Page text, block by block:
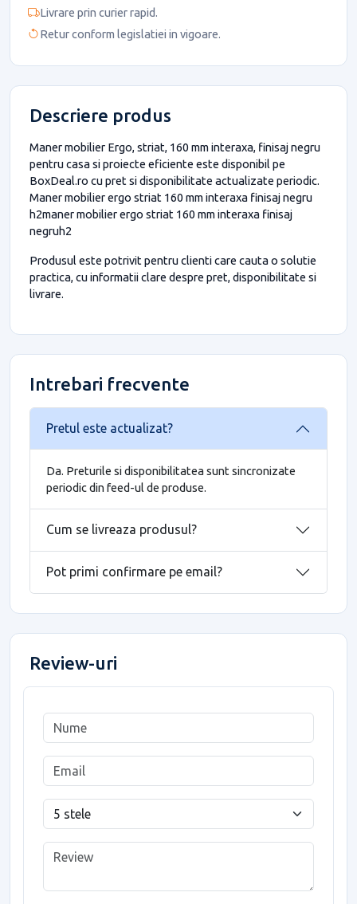
Livrare prin curier rapid.
Retur conform legislatiei in vigoare.
Descriere produs
Maner mobilier Ergo, striat, 160 mm interaxa, finisaj negru
pentru casa si proiecte eficiente este disponibil pe
BoxDeal.ro cu pret si disponibilitate actualizate periodic.
Maner mobilier ergo striat 160 mm interaxa finisaj negru
h2maner mobilier ergo striat 160 mm interaxa finisaj
negruh2
Produsul este potrivit pentru clienti care cauta o solutie
practica, cu informatii clare despre pret, disponibilitate si
livrare.
Intrebari frecvente
Pretul este actualizat?
Da. Preturile si disponibilitatea sunt sincronizate
periodic din feed-ul de produse.
Cum se livreaza produsul?
Pot primi confirmare pe email?
Review-uri